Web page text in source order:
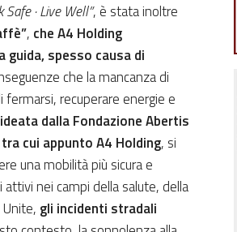
Safe · Live Well”, è stata inoltre
, che A4 Holding
guida, spesso causa di
che la mancanza di
recuperare energie e
dalla Fondazione Abertis
cui appunto A4 Holding, si
una mobilità più sicura e
nei campi della salute, della
gli incidenti stradali